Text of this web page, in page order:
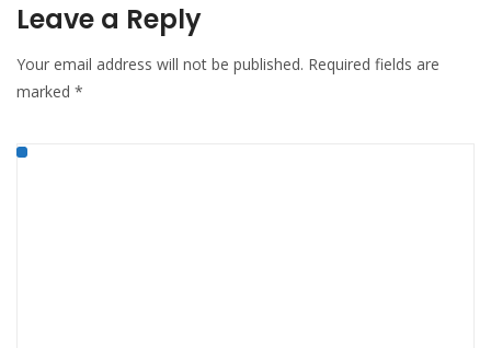
Leave a Reply
Your email address will not be published. Required fields are
marked *